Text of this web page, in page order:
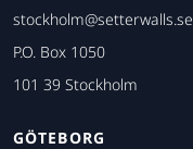
stockholm@setterwalls.se
P.O. Box 1050
101 39 Stockholm
GÖTEBORG